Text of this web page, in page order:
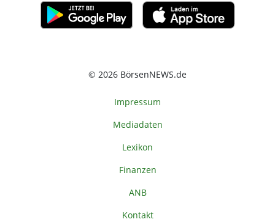
© 2026 BörsenNEWS.de
Impressum
Mediadaten
Lexikon
Finanzen
ANB
Kontakt